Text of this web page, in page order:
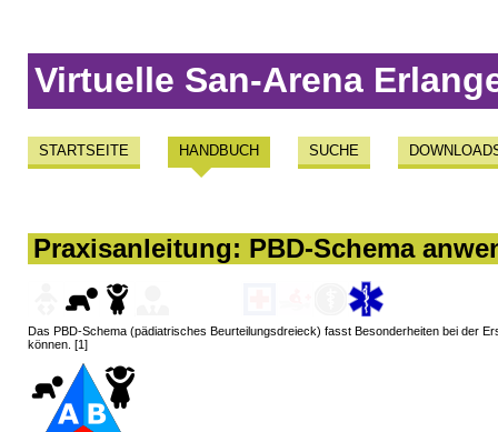
Virtuelle San-Arena
STARTSEITE HANDBUCH SUCHE
Praxisanleitung: PBD-Schema
Das PBD-Schema (pädiatrisches Beurteilungsdreieck) fasst Besonderheiten bei der
können. [1]